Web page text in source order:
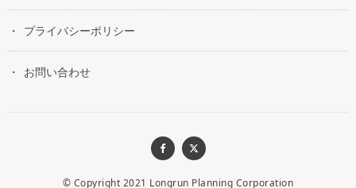
プライバシーポリシー
お問い合わせ
© Copyright 2021 Longrun Planning Corporation